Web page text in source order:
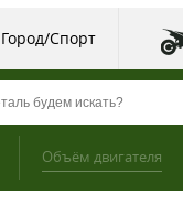
Город/Спорт
Объём двигателя